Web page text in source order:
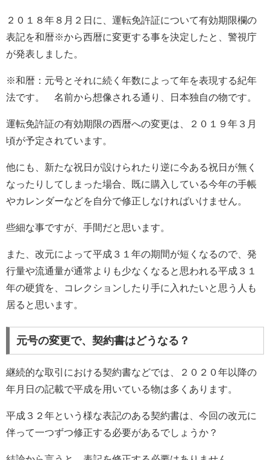
２０１８年８月２日に、運転免許証について有効期限欄の
表記を和暦※から西暦に変更する事を決定したと、警視庁
が発表しました。
※和暦：元号とそれに続く年数によって年を表現する紀年
法です。 名前から想像される通り、日本独自の物です。
運転免許証の有効期限の西暦への変更は、２０１９年３月
頃が予定されています。
他にも、新たな祝日が設けられたり逆に今ある祝日が無く
なったりしてしまった場合、既に購入している今年の手帳
やカレンダーなどを自分で修正しなければいけません。
些細な事ですが、手間だと思います。
また、改元によって平成３１年の期間が短くなるので、発
行量や流通量が通常よりも少なくなると思われる平成３１
年の硬貨を、コレクションしたり手に入れたいと思う人も
居ると思います。
元号の変更で、契約書はどうなる？
継続的な取引における契約書などでは、２０２０年以降の
年月日の記載で平成を用いている物は多くあります。
平成３２年という様な表記のある契約書は、今回の改元に
伴って一つずつ修正する必要があるでしょうか？